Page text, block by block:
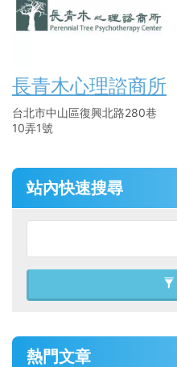
長青木心理諮商所
台北市中山區復興北路280巷
10弄1號
站內快速搜尋
熱門文章